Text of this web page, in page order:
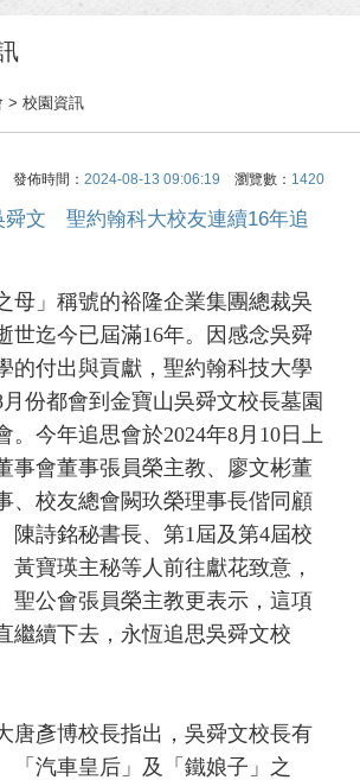
> 校園資訊
發佈時間： 2024-08-13 09:06:19 瀏覽數： 1420
舜文 聖約翰科大校友連續16年追
」稱號的裕隆企業集團總裁吳
世迄今已屆滿16年。因感念吳舜
的付出與貢獻，聖約翰科技大學
份都會到金寶山吳舜文校長墓園
。今年追思會於2024年8月10日上
事會董事張員榮主教、廖文彬董
、校友總會闕玖榮理事長偕同顧
陳詩銘秘書長、第1屆及第4屆校
黃寶瑛主秘等人前往獻花致意，
聖公會張員榮主教更表示，這項
繼續下去，永恆追思吳舜文校
彥博校長指出，吳舜文校長有
「汽車皇后」及「鐵娘子」之